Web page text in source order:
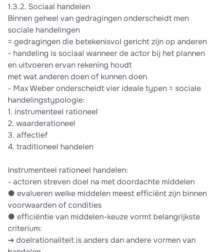
1.3.2. Sociaal handelen
Binnen geheel van gedragingen onderscheidt men
sociale handelingen
= gedragingen die betekenisvol gericht zijn op anderen
- handeling is sociaal wanneer de actor bij het plannen
en uitvoeren ervan rekening houdt
met wat anderen doen of kunnen doen
- Max Weber onderscheidt vier ideale typen = sociale
handelingstypologie:
1. instrumenteel rationeel
2. waarderationeel
3. affectief
4. traditioneel handelen
Instrumenteel rationeel handelen:
- actoren streven doel na met doordachte middelen
● evalueren welke middelen meest efficiënt zijn binnen
voorwaarden of condities
● efficiëntie van middelen-keuze vormt belangrijkste
criterium:
➔ doelrationaliteit is anders dan andere vormen van